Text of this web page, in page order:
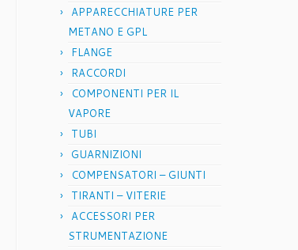
APPARECCHIATURE PER
METANO E GPL
FLANGE
RACCORDI
COMPONENTI PER IL
VAPORE
TUBI
GUARNIZIONI
COMPENSATORI – GIUNTI
TIRANTI – VITERIE
ACCESSORI PER
STRUMENTAZIONE